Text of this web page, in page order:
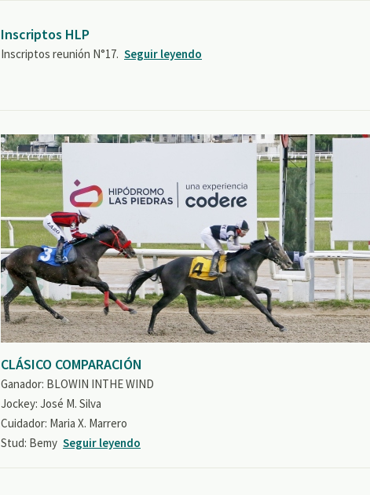
Inscriptos HLP
Inscriptos reunión N°17. Seguir leyendo
CLÁSICO COMPARACIÓN
Ganador: BLOWIN INTHE WIND
Jockey: José M. Silva
Cuidador: Maria X. Marrero
Stud: Bemy Seguir leyendo